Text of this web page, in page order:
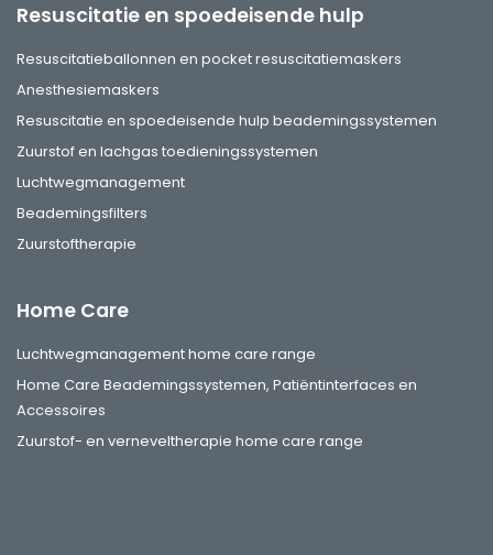
Resuscitatie en spoedeisende hulp
Resuscitatieballonnen en pocket resuscitatiemaskers
Anesthesiemaskers
Resuscitatie en spoedeisende hulp beademingssystemen
Zuurstof en lachgas toedieningssystemen
Luchtwegmanagement
Beademingsfilters
Zuurstoftherapie
Home Care
Luchtwegmanagement home care range
Home Care Beademingssystemen, Patiëntinterfaces en
Accessoires
Zuurstof- en verneveltherapie home care range